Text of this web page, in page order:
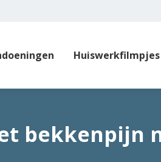
Huiswerkfilmpjes
bekkenpijn